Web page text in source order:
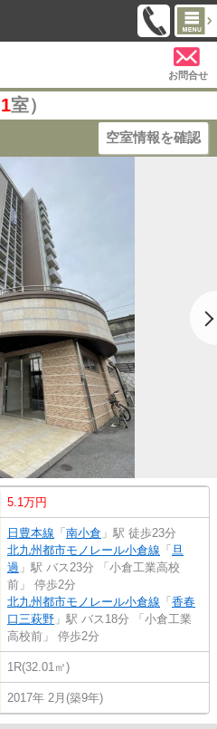
お問合せ
1室）
空室情報を確認
5.1万円
日豊本線 「 南小倉 」駅 徒歩23分
北九州都市モノレール小倉線 「 旦
過 」駅 バス23分 「小倉工業高校
前」 停歩2分
北九州都市モノレール小倉線 「 香春
口三萩野 」駅 バス18分 「小倉工業
高校前」 停歩2分
1R(32.01㎡)
2017年 2月(築9年)